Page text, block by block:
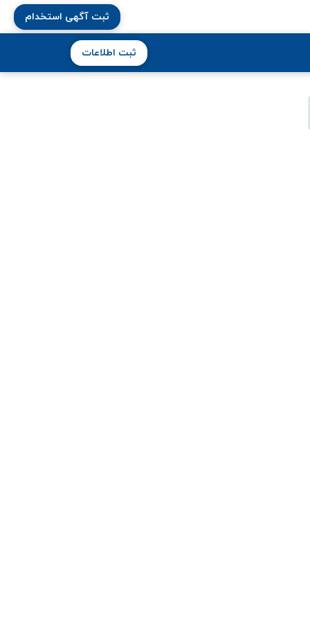
ثبت آگهی استخدام
ثبت اطلاعات